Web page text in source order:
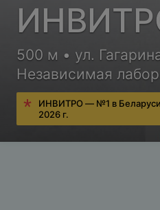
500 м • ул.
Независимая
ИНВИТРО — №1 в
2026 г.